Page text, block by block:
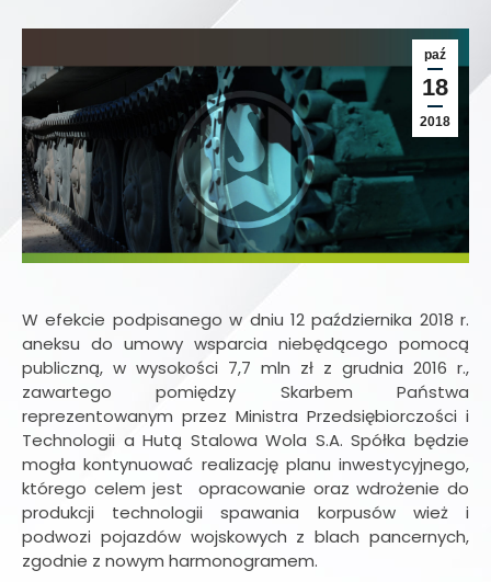
paź
18
2018
W efekcie podpisanego w dniu 12 października 2018 r.
aneksu do umowy wsparcia niebędącego pomocą
publiczną, w wysokości 7,7 mln zł z grudnia 2016 r.,
zawartego pomiędzy Skarbem Państwa
reprezentowanym przez Ministra Przedsiębiorczości i
Technologii a Hutą Stalowa Wola S.A. Spółka będzie
mogła kontynuować realizację planu inwestycyjnego,
którego celem jest opracowanie oraz wdrożenie do
produkcji technologii spawania korpusów wież i
podwozi pojazdów wojskowych z blach pancernych,
zgodnie z nowym harmonogramem.